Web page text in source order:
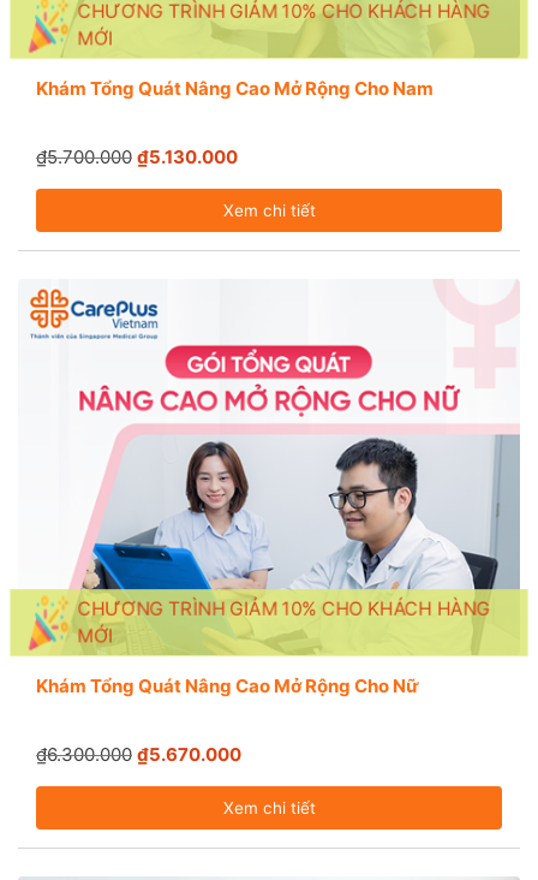
CHƯƠNG TRÌNH GIẢM 10% CHO KHÁCH HÀNG
MỚI
Khám Tổng Quát Nâng Cao Mở Rộng Cho Nam
₫5.700.000 ₫5.130.000
Xem chi tiết
CHƯƠNG TRÌNH GIẢM 10% CHO KHÁCH HÀNG
MỚI
Khám Tổng Quát Nâng Cao Mở Rộng Cho Nữ
₫6.300.000 ₫5.670.000
Xem chi tiết